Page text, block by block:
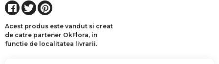
Acest produs este vandut si creat
de catre partener OkFlora, in
functie de localitatea livrarii.